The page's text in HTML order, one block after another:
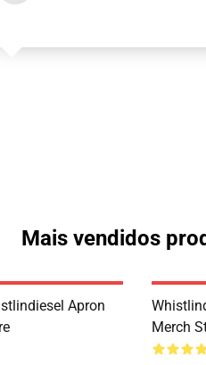
Mais vendidos
Apron
Merch